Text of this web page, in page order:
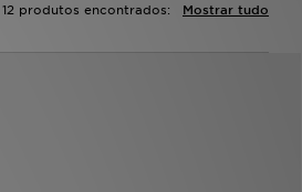
Mostrar tudo
12 produtos encontrados: